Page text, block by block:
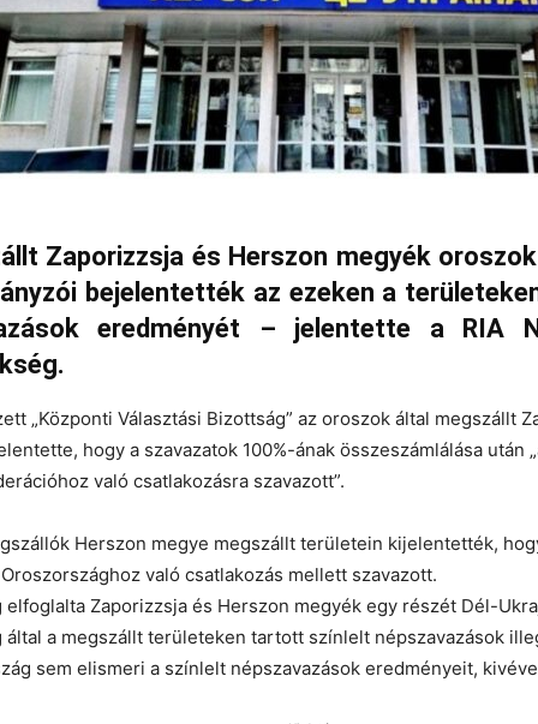
Zaporizzsja és Herszon megyék
bejelentették az ezeken a
eredményét – jelentette a RIA
„Központi Választási Bizottság” az oroszok által megszállt
hogy a szavazatok 100%-ának összeszámlálása után
való csatlakozásra szavazott”.
Herszon megye megszállt területein kijelentették,
való csatlakozás mellett szavazott.
elfoglalta Zaporizzsja és Herszon megyék egy részét Dél-
által a megszállt területeken tartott színlelt népszavazások
sem elismeri a színlelt népszavazások eredményeit,